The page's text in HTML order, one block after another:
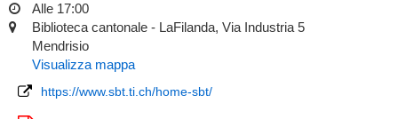
Alle 17:00
Biblioteca cantonale - LaFilanda, Via Industria 5
Mendrisio
Visualizza mappa
https://www.sbt.ti.ch/home-sbt/